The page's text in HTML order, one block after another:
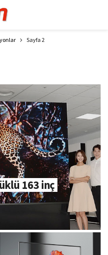
Sayfa 2
163 inç